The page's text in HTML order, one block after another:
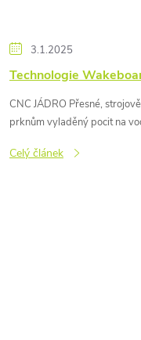
3.1.2025
Technologie
CNC JÁDRO Přesné,
prknům vyladěný pocit na
Celý článek